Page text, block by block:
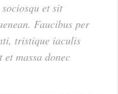
et sit
Faucibus per
tristique iaculis
massa donec